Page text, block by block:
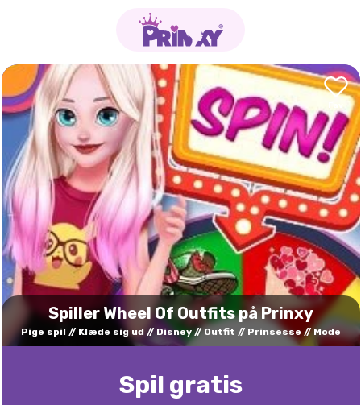
Spiller Wheel Of Outfits på Prinxy
Pige spil Klæde sig ud Disney Outfit Prinsesse Mode
Spil gratis